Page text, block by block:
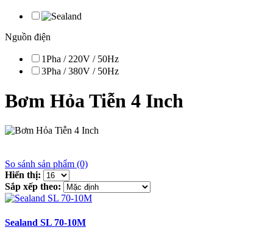
Nguồn điện
1Pha / 220V / 50Hz
3Pha / 380V / 50Hz
Bơm Hỏa Tiễn 4 Inch
So sánh sản phẩm (0)
Hiển thị:
Sắp xếp theo:
Sealand SL 70-10M